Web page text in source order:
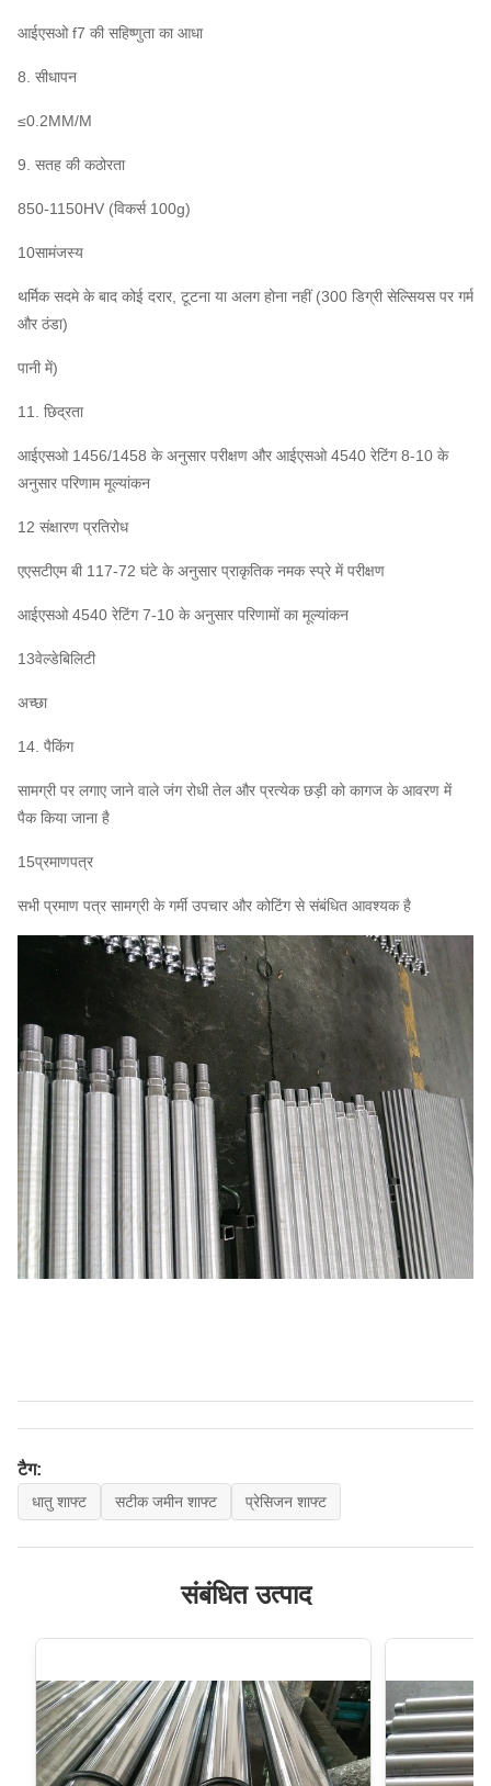
आईएसओ f7 की सहिष्णुता का आधा
8. सीधापन
≤0.2MM/M
9. सतह की कठोरता
850-1150HV (विकर्स 100g)
10सामंजस्य
थर्मिक सदमे के बाद कोई दरार, टूटना या अलग होना नहीं (300 डिग्री सेल्सियस पर गर्म
और ठंडा)
पानी में)
11. छिद्रता
आईएसओ 1456/1458 के अनुसार परीक्षण और आईएसओ 4540 रेटिंग 8-10 के
अनुसार परिणाम मूल्यांकन
12 संक्षारण प्रतिरोध
एएसटीएम बी 117-72 घंटे के अनुसार प्राकृतिक नमक स्प्रे में परीक्षण
आईएसओ 4540 रेटिंग 7-10 के अनुसार परिणामों का मूल्यांकन
13वेल्डेबिलिटी
अच्छा
14. पैकिंग
सामग्री पर लगाए जाने वाले जंग रोधी तेल और प्रत्येक छड़ी को कागज के आवरण में
पैक किया जाना है
15प्रमाणपत्र
सभी प्रमाण पत्र सामग्री के गर्मी उपचार और कोटिंग से संबंधित आवश्यक है
टैग:
धातु शाफ्ट सटीक जमीन शाफ्ट प्रेसिजन शाफ्ट
संबंधित उत्पाद